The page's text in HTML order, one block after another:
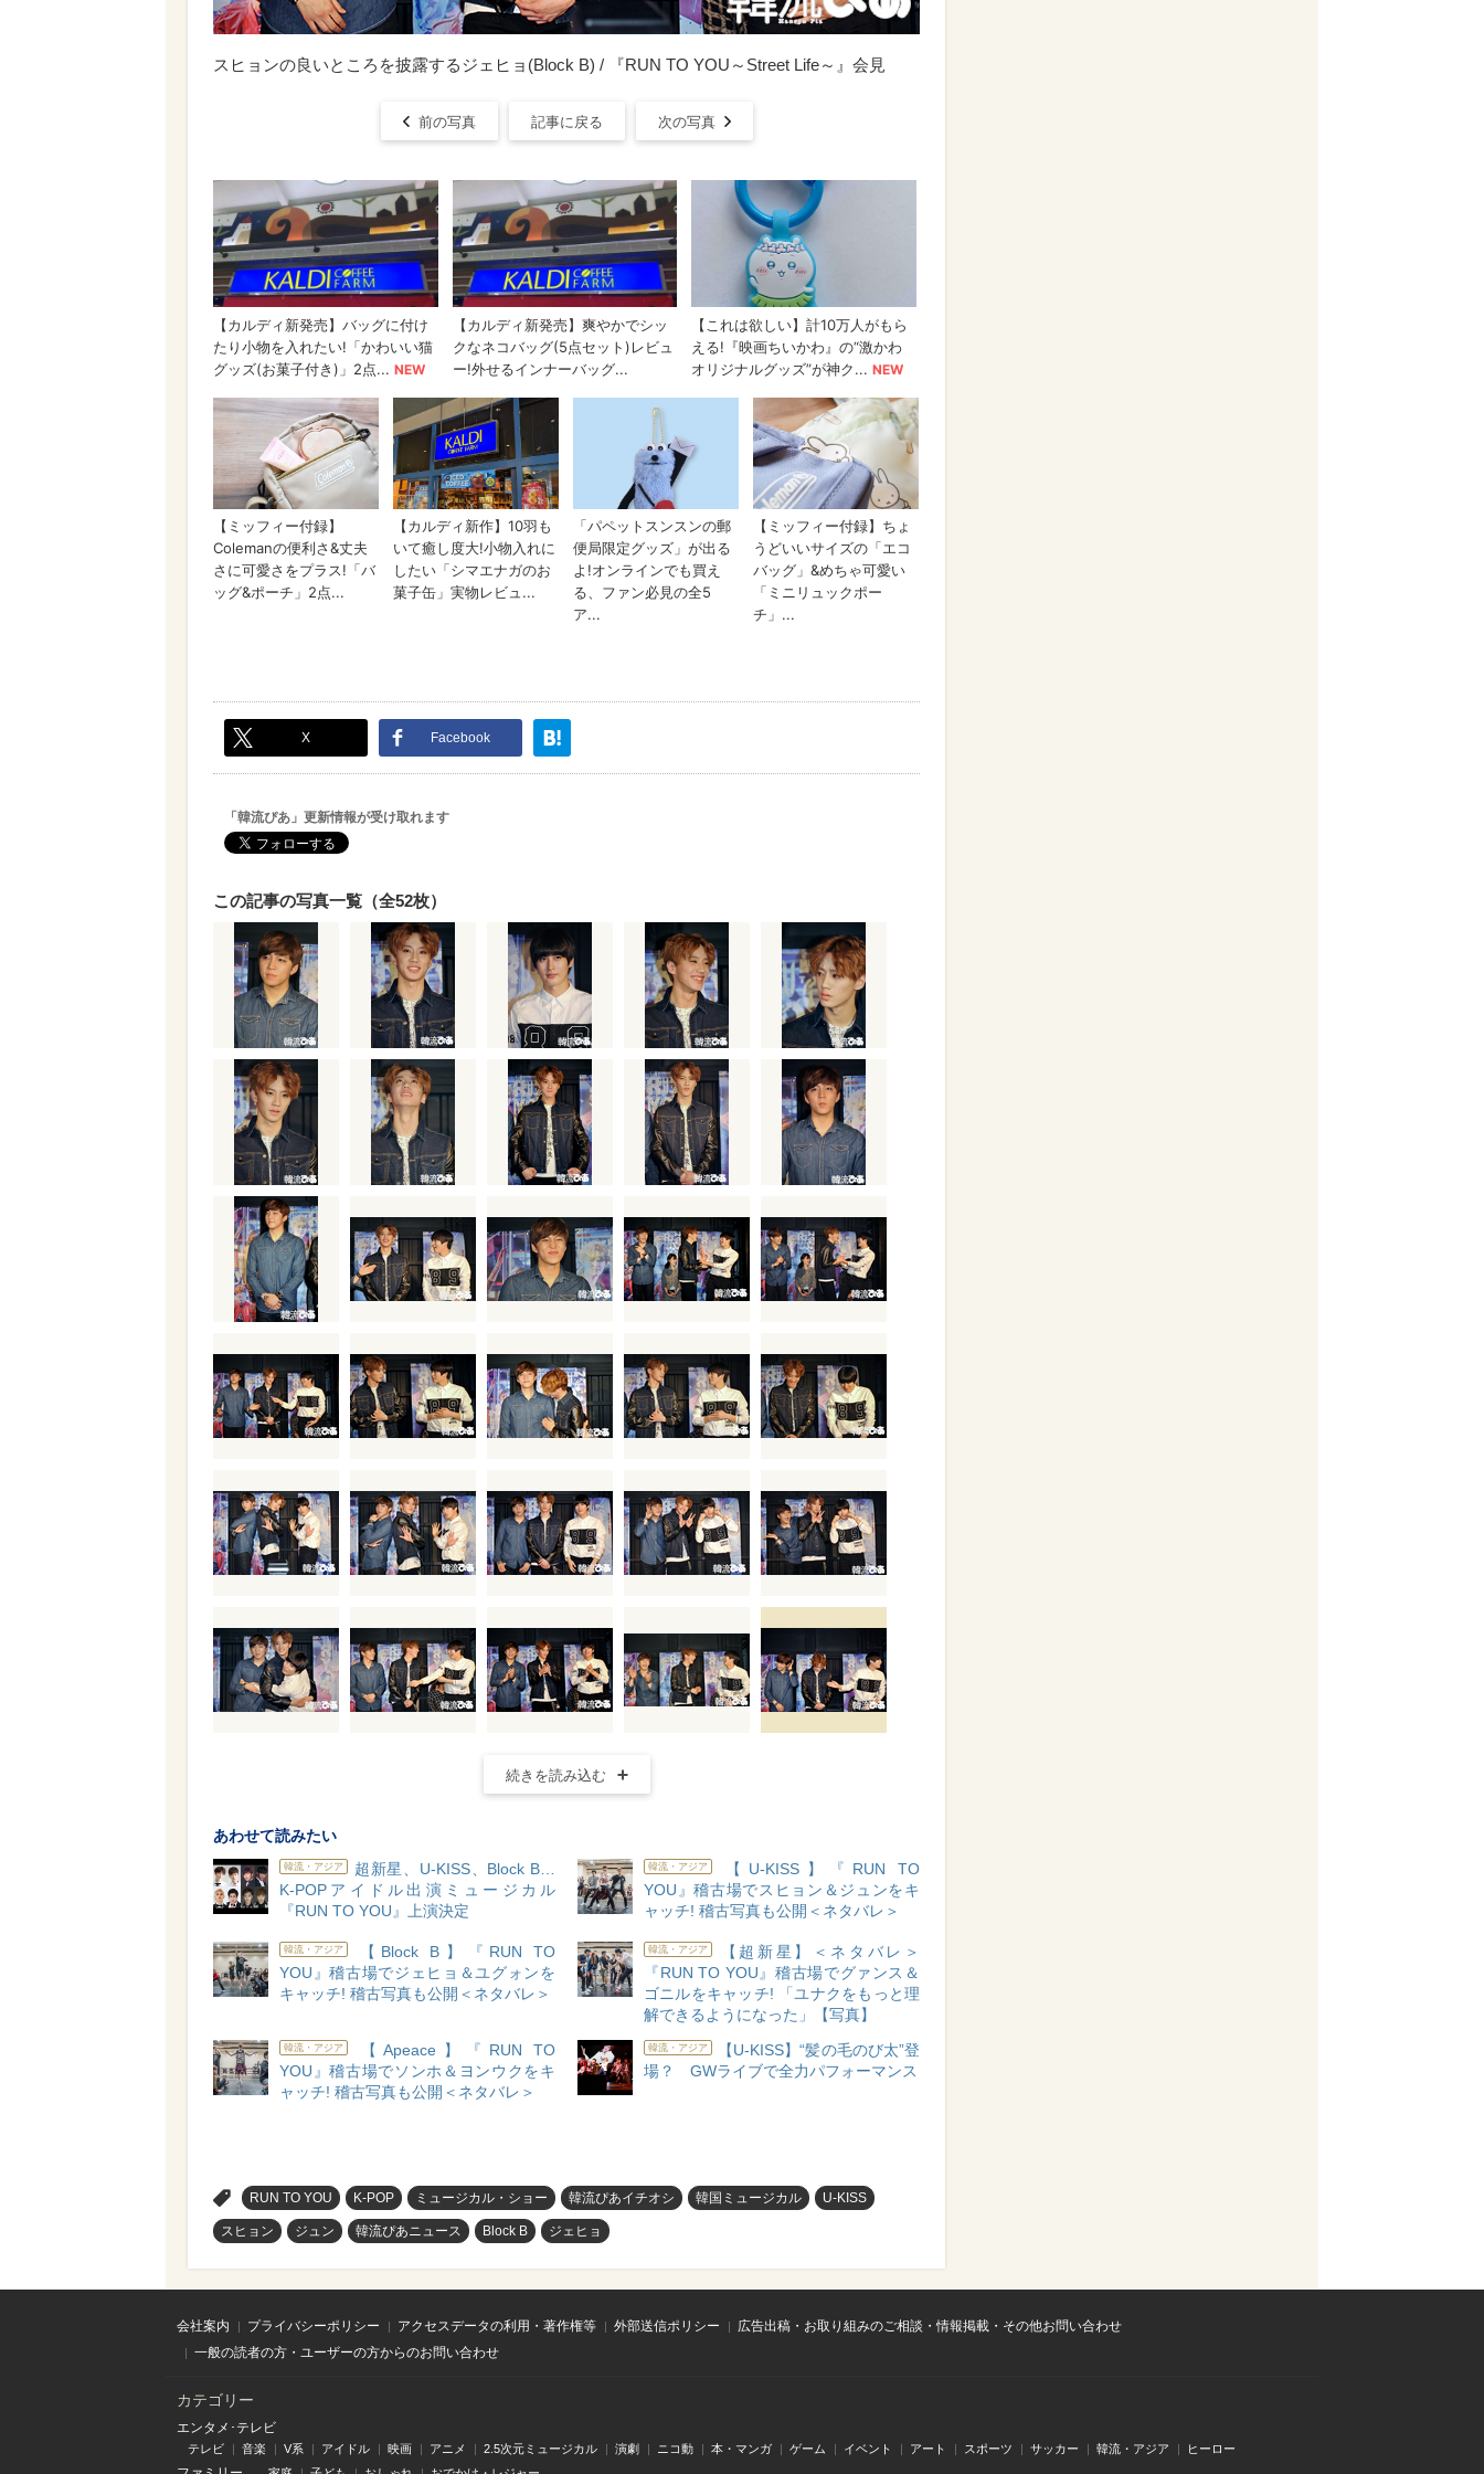
スヒョンの良いところを披露するジェヒョ(Block B) / 『RUN TO YOU～Street Life～』会見
前の写真 記事に戻る 次の写真
X Facebook
「韓流ぴあ」更新情報が受け取れます
この記事の写真一覧（全52枚）
続きを読み込む
あわせて読みたい
韓流・アジア
超新星、U-KISS、Block B…
K-POPアイドル出演ミュージカル
『RUN TO YOU』上演決定
韓流・アジア
【U-KISS】『RUN TO
YOU』稽古場でスヒョン＆ジュンをキ
ャッチ! 稽古写真も公開＜ネタバレ＞
韓流・アジア
【Block B】『RUN TO
YOU』稽古場でジェヒョ＆ユグォンを
キャッチ! 稽古写真も公開＜ネタバレ＞
韓流・アジア
【超新星】＜ネタバレ＞
『RUN TO YOU』稽古場でグァンス＆
ゴニルをキャッチ! 「ユナクをもっと理
解できるようになった」【写真】
韓流・アジア
【Apeace】『RUN TO
YOU』稽古場でソンホ＆ヨンウクをキ
ャッチ! 稽古写真も公開＜ネタバレ＞
韓流・アジア
【U-KISS】“髪の毛のび太”登
場？ GWライブで全力パフォーマンス
RUN TO YOU K-POP ミュージカル・ショー 韓流ぴあイチオシ 韓国ミュージカル U-KISS
スヒョン ジュン 韓流ぴあニュース Block B ジェヒョ
会社案内 プライバシーポリシー アクセスデータの利用・著作権等 外部送信ポリシー
広告出稿・お取り組みのご相談・情報掲載・その他お問い合わせ
一般の読者の方・ユーザーの方からのお問い合わせ
カテゴリー
エンタメ･テレビ
テレビ 音楽 V系 アイドル 映画 アニメ 2.5次元ミュージカル 演劇 ニコ動 本・マンガ ゲーム イベント アート スポーツ サッカー 韓流・アジア ヒーロー